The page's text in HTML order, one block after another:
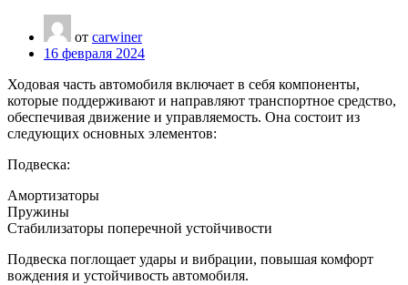
от carwiner
16 февраля 2024
Ходовая часть автомобиля включает в себя компоненты,
которые поддерживают и направляют транспортное средство,
обеспечивая движение и управляемость. Она состоит из
следующих основных элементов:
Подвеска:
Амортизаторы
Пружины
Стабилизаторы поперечной устойчивости
Подвеска поглощает удары и вибрации, повышая комфорт
вождения и устойчивость автомобиля.